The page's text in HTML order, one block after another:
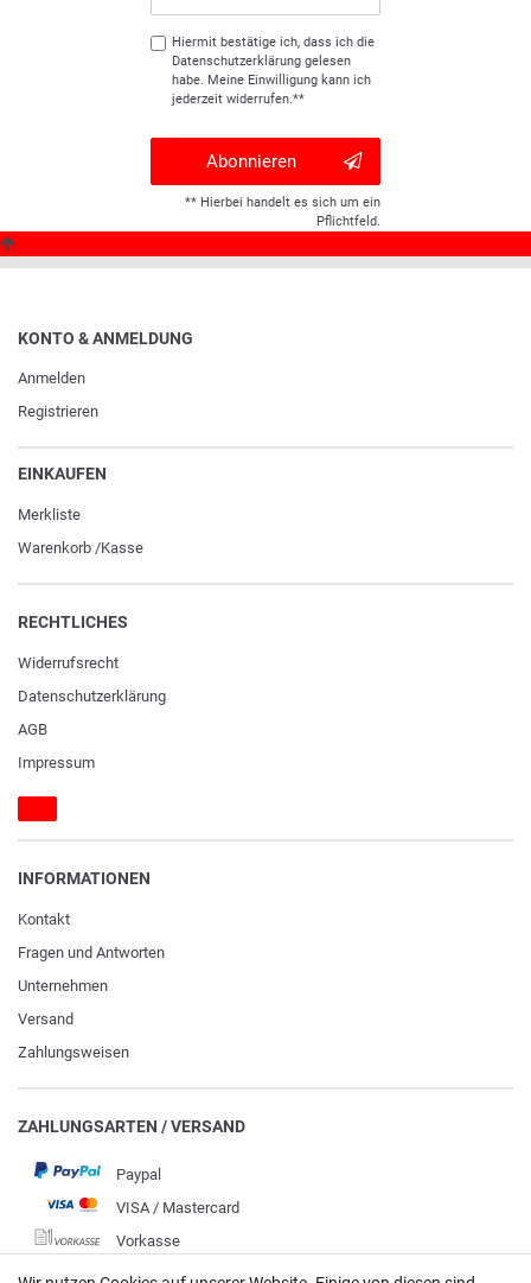
Hiermit bestätige ich, dass ich die
Daten­schutz­erklärunggelesen
habe. Meine Einwilligung kann ich
jederzeit widerrufen.**
Abonnieren
** Hierbei handelt es sich um ein
Pflichtfeld.
KONTO & ANMELDUNG
Anmelden
Registrieren
EINKAUFEN
Merkliste
Warenkorb /Kasse
RECHTLICHES
Widerrufs­recht
Daten­schutz­erklärung
AGB
Impressum
INFORMATIONEN
Kontakt
Fragen und Antworten
Unternehmen
Versand
Zahlungsweisen
ZAHLUNGSARTEN / VERSAND
Paypal
VISA / Mastercard
Vorkasse
DHL